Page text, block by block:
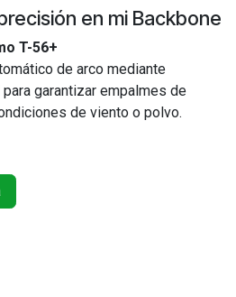
en mi Backbone
T-56+
de arco mediante
garantizar empalmes de
de viento o polvo.